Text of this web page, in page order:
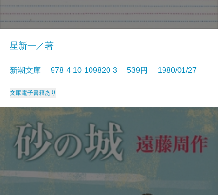
星新一／著
新潮文庫 978-4-10-109820-3 539円 1980/01/27
文庫電子書籍あり